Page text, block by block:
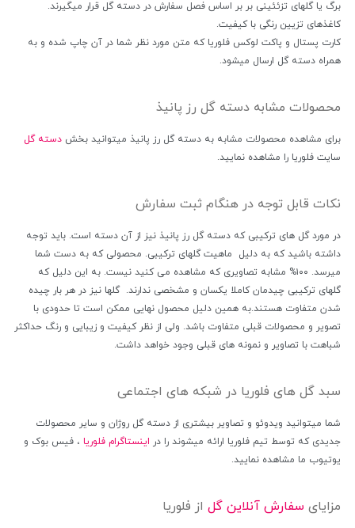
برگ یا گلهای تزئئینی بر بر اساس فصل سفارش در دسته گل قرار میگیرند.
کاغذهای تزیین رنگی با کیفیت.
کارت پستال و پاکت لوکس فلوریا که متن مورد نظر شما در آن چاپ شده و به
همراه دسته گل ارسال میشود.
محصولات مشابه دسته گل رز پانیذ
برای مشاهده محصولات مشابه به دسته گل رز پانیذ میتوانید بخش دسته گل
سایت فلوریا را مشاهده نمایید.
نکات قابل توجه در هنگام ثبت سفارش
در مورد گل های ترکیبی که دسته گل رز پانیذ نیز از آن دسته است. باید توجه
داشته باشید که به دلیل ماهیت گلهای ترکیبی. محصولی که به دست شما
میرسد. ۱۰۰% مشابه تصاویری که مشاهده می کنید نیست. به این دلیل که
گلهای ترکیبی چیدمان کاملا یکسان و مشخصی ندارند. گلها نیز در هر بار چیده
شدن متفاوت هستند.به همین دلیل محصول نهایی ممکن است تا حدودی با
تصویر و محصولات قبلی متفاوت باشد. ولی از نظر کیفیت و زیبایی و رنگ حداکثر
شباهت با تصاویر و نمونه های قبلی وجود خواهد داشت.
سبد گل های فلوریا در شبکه های اجتماعی
شما میتوانید ویدوئو و تصاویر بیشتری از دسته گل روژان و سایر محصولات
جدیدی که توسط تیم فلوریا ارائه میشوند را در اینستاگرام فلوریا ، فیس بوک و
یوتیوب ما مشاهده نمایید.
مزایای سفارش آنلاین گل از فلوریا